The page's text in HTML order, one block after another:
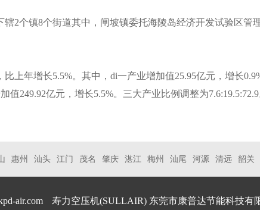
辖2个镇8个街道其中，闸坡镇委托海陵岛经济开发试验区管
比上年增长5.5%。其中，di一产业增加值25.95亿元，增长
值249.92亿元，增长5.5%。三大产业比例调整为7.6:19.5:72.9
惠州 汕头 江门 茂名 肇庆 湛江 梅州 汕尾 河源 清远 韶关
air.com 寿力空压机(SULLAIR)东莞市康普达节能科技有